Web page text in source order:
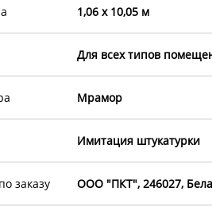
1,06 х 10,05 м
Для всех типов
Мрамор
Имитация штукатурки
заказу ООО "ПКТ", 246027,